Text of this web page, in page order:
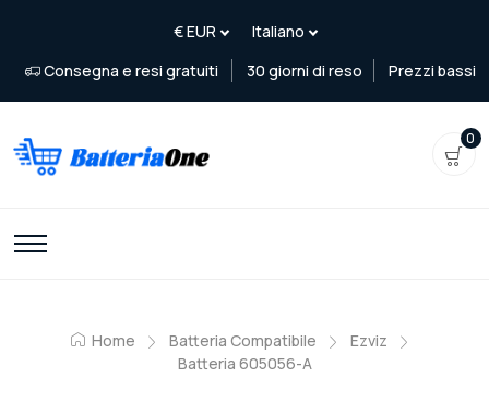
Consegna e resi gratuiti 30 giorni di reso Prezzi bassi
0
Home Batteria Compatibile
Ezviz
Batteria 605056-A